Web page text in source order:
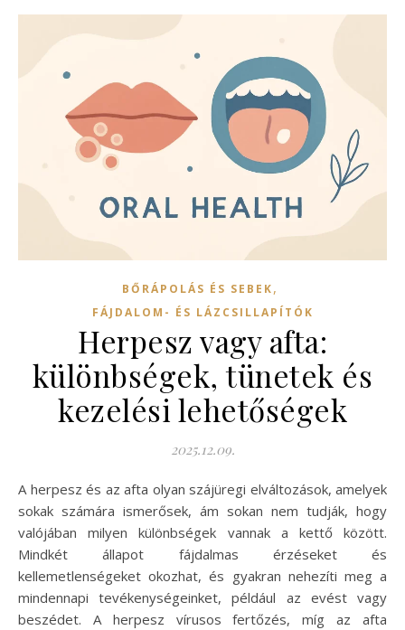
BŐRÁPOLÁS ÉS SEBEK,
FÁJDALOM- ÉS LÁZCSILLAPÍTÓK
Herpesz vagy afta:
különbségek, tünetek és
kezelési lehetőségek
2025.12.09.
A herpesz és az afta olyan szájüregi elváltozások, amelyek
sokak számára ismerősek, ám sokan nem tudják, hogy
valójában milyen különbségek vannak a kettő között.
Mindkét állapot fájdalmas érzéseket és
kellemetlenségeket okozhat, és gyakran nehezíti meg a
mindennapi tevékenységeinket, például az evést vagy
beszédet. A herpesz vírusos fertőzés, míg az afta